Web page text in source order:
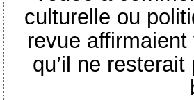
culturelle ou
revue
qu’il ne